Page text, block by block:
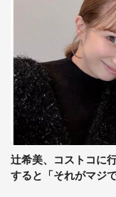
辻希美、コストコに
すると「それがマジ